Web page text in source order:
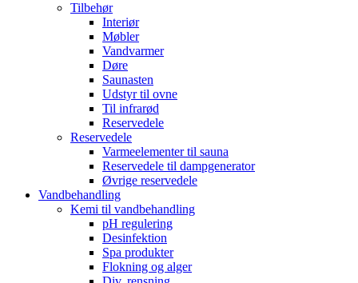
Tilbehør
Interiør
Møbler
Vandvarmer
Døre
Saunasten
Udstyr til ovne
Til infrarød
Reservedele
Reservedele
Varmeelementer til sauna
Reservedele til dampgenerator
Øvrige reservedele
Vandbehandling
Kemi til vandbehandling
pH regulering
Desinfektion
Spa produkter
Flokning og alger